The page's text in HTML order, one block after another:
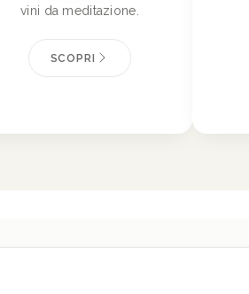
vini da meditazione.
SCOPRI